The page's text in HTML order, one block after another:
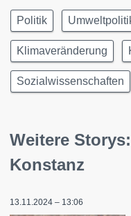
Politik
Klimaveränderung
Sozialwissenschaften
Weitere
Konstanz
13.11.2024 – 13:06